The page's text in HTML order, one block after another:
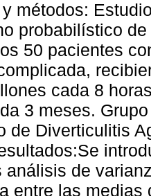
métodos:
probabilístico
50 pacientes
cada 8
3 meses.
de Diverticulitis
análisis de
entre las